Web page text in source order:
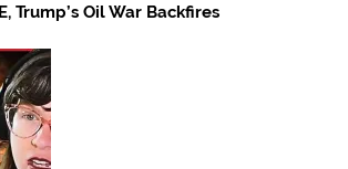
Trump’s Oil War Backfires